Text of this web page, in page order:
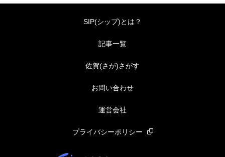
SIP(シップ)とは？
記事一覧
佐賀(さが)さがす
お問い合わせ
運営会社
プライバシーポリシー